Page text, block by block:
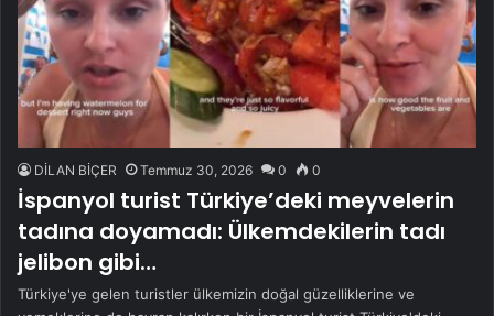
DİLAN BİÇER Temmuz 30, 2026 0 0
İspanyol turist Türkiye’deki meyvelerin
tadına doyamadı: Ülkemdekilerin tadı
jelibon gibi…
Türkiye'ye gelen turistler ülkemizin doğal güzelliklerine ve